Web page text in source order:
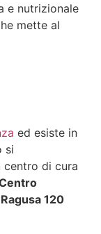
e nutrizionale
mette al
ed esiste in
si
centro di cura
120